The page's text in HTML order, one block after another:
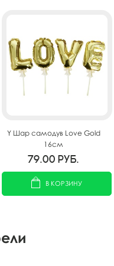
Y Шар самодув Love Gold
16см
79.00 руб.
В КОРЗИНУ